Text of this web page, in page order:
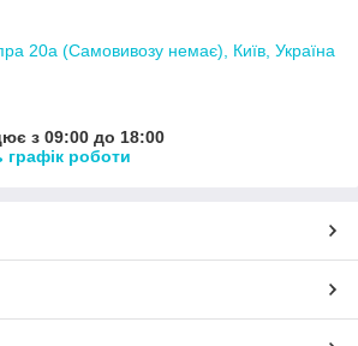
20а (Самовивозу немає), Київ, Україна
з 09:00 до 18:00
графік роботи